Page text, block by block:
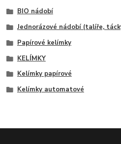
BIO nádobí
Jednorázové nádobí (talíře,
Papírové kelímky
KELÍMKY
Kelímky papírové
Kelímky automatové